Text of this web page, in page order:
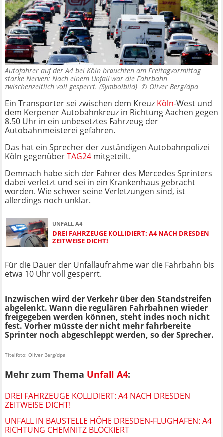
Autofahrer auf der A4 bei Köln brauchten am Freitagvormittag
starke Nerven: Nach einem Unfall war die Fahrbahn
zwischenzeitlich voll gesperrt. (Symbolbild) © Oliver Berg/dpa
Ein Transporter sei zwischen dem Kreuz Köln-West und
dem Kerpener Autobahnkreuz in Richtung Aachen gegen
8.50 Uhr in ein unbesetztes Fahrzeug der
Autobahnmeisterei gefahren.
Das hat ein Sprecher der zuständigen Autobahnpolizei
Köln gegenüberTAG24 mitgeteilt.
Demnach habe sich der Fahrer des Mercedes Sprinters
dabei verletzt und sei in ein Krankenhaus gebracht
worden. Wie schwer seine Verletzungen sind, ist
allerdings noch unklar.
UNFALL A4
DREI FAHRZEUGE KOLLIDIERT: A4 NACH DRESDEN
ZEITWEISE DICHT!
Für die Dauer der Unfallaufnahme war die Fahrbahn bis
etwa 10 Uhr voll gesperrt.
Inzwischen wird der Verkehr über den Standstreifen
abgelenkt. Wann die regulären Fahrbahnen wieder
freigegeben werden können, steht indes noch nicht
fest. Vorher müsste der nicht mehr fahrbereite
Sprinter noch abgeschleppt werden, so der Sprecher.
Titelfoto: Oliver Berg/dpa
Mehr zum Thema Unfall A4:
DREI FAHRZEUGE KOLLIDIERT: A4 NACH DRESDEN
ZEITWEISE DICHT!
UNFALL IN BAUSTELLE HÖHE DRESDEN-FLUGHAFEN: A4
RICHTUNG CHEMNITZ BLOCKIERT